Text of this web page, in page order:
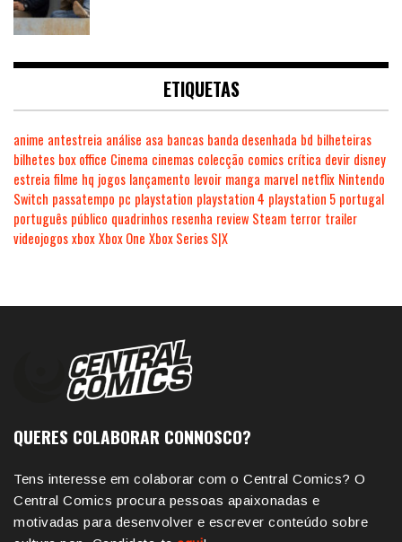
ETIQUETAS
anime antestreia análise asa bancas banda desenhada bd bilheteiras
bilhetes box office Cinema cinemas colecção comics crítica devir disney
estreia filme hq jogos lançamento levoir manga marvel netflix Nintendo
Switch passatempo pc playstation playstation 4 playstation 5 portugal
português público quadrinhos resenha review Steam terror trailer
videojogosxboxXbox One Xbox Series S|X
QUERES COLABORAR CONNOSCO?
Tens interesse em colaborar com o Central Comics? O
Central Comics procura pessoas apaixonadas e
motivadas para desenvolver e escrever conteúdo sobre